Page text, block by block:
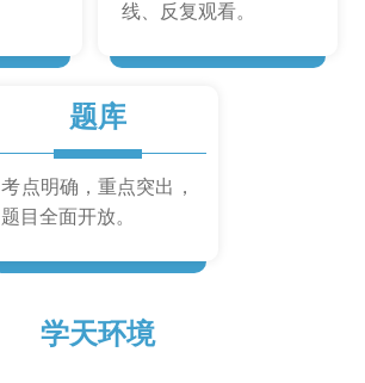
线、反复观看。
题库
考点明确，重点突出，
题目全面开放。
学天环境